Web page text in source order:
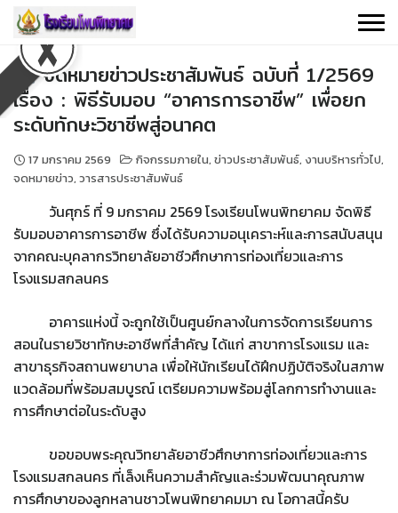
Skip
content
จดหมายข่าวประชาสัมพันธ์ ฉบับที่ 1/2569
เรื่อง : พิธีรับมอบ “อาคารการอาชีพ” เพื่อยก
ระดับทักษะวิชาชีพสู่อนาคต
17 มกราคม 2569 กิจกรรมภายใน, ข่าวประชาสัมพันธ์, งานบริหารทั่วไป,
จดหมายข่าว, วารสารประชาสัมพันธ์
วันศุกร์ ที่ 9 มกราคม 2569 โรงเรียนโพนพิทยาคม จัดพิธี
รับมอบอาคารการอาชีพ ซึ่งได้รับความอนุเคราะห์และการสนับสนุน
จากคณะบุคลากรวิทยาลัยอาชีวศึกษาการท่องเที่ยวและการ
โรงแรมสกลนคร
อาคารแห่งนี้ จะถูกใช้เป็นศูนย์กลางในการจัดการเรียนการ
สอนในรายวิชาทักษะอาชีพที่สำคัญ ได้แก่ สาขาการโรงแรม และ
สาขาธุรกิจสถานพยาบาล เพื่อให้นักเรียนได้ฝึกปฏิบัติจริงในสภาพ
แวดล้อมที่พร้อมสมบูรณ์ เตรียมความพร้อมสู่โลกการทำงานและ
การศึกษาต่อในระดับสูง
ขอขอบพระคุณวิทยาลัยอาชีวศึกษาการท่องเที่ยวและการ
โรงแรมสกลนคร ที่เล็งเห็นความสำคัญและร่วมพัฒนาคุณภาพ
การศึกษาของลูกหลานชาวโพนพิทยาคมมา ณ โอกาสนี้ครับ